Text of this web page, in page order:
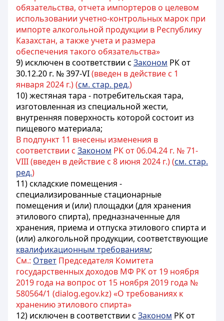
обязательства, отчета импортеров о целевом
использовании учетно-контрольных марок при
импорте алкогольной продукции в Республику
Казахстан, а также учета и размера
обеспечения такого обязательства»
9) исключен в соответствии с Законом РК от
30.12.20 г. № 397-VI(введен в действие с 1
января 2024 г.) (см. стар. ред.)
10) жестяная тара - потребительская тара,
изготовленная из специальной жести,
внутренняя поверхность которой состоит из
пищевого материала;
В подпункт 11 внесены изменения в
соответствии с Законом РК от 06.04.24 г. № 71-
VIII (введен в действие с 8 июня 2024 г.) (см. стар.
ред.)
11) складские помещения -
специализированные стационарные
помещения и (или) площадки (для хранения
этилового спирта), предназначенные для
хранения, приема и отпуска этилового спирта и
(или) алкогольной продукции, соответствующие
квалификационным требованиям;
См.: Ответ Председателя Комитета
государственных доходов МФ РК от 19 ноября
2019 года на вопрос от 15 ноября 2019 года №
580564/1 (dialog.egov.kz) «О требованиях к
хранению этилового спирта»
12) исключен в соответствии с Законом РК от